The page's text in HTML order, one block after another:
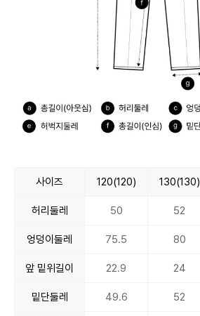
사이즈 120(120) 130(130)
허리둘레 50 52
엉덩이둘레 75.5 80
앞 밑위길이 22.9 24
밑단둘레 49.6 52